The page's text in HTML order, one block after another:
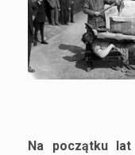
Na początku